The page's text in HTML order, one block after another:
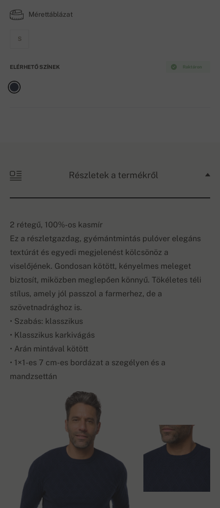
Mérettáblázat
S
Raktáron
ELÉRHETŐ SZÍNEK
Részletek a termékről
2 rétegű, 100%-os kasmír
Ez a részletgazdag, gyémántmintás pulóver elegáns
textúrát és egyedi megjelenést kölcsönöz a
viselőjének. Gondosan kötött, kényelmes meleget
biztosít, miközben meglepően könnyű. Tökéletes téli
stílus, amely jól passzol a farmerhez, de a
szövetnadrághoz is.
• Szabás: klasszikus
• Klasszikus karkivágás
• Arán mintával kötött
• 1×1-es 7 cm-es bordázat a szegélyen és a
mandzsettán